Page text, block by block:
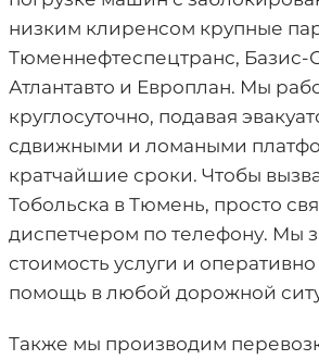
низким клиренсом крупные
Тюменнефтеспецтранс, Базис-
Атлантавто и Европлан. Мы
круглосуточно, подавая
сдвижными и ломаными
кратчайшие сроки. Чтобы
Тобольска в Тюмень, просто
диспетчером по телефону. Мы
стоимость услуги и
помощь в любой дорожной
Также мы производим